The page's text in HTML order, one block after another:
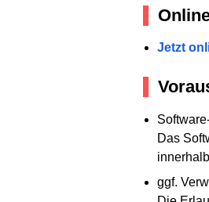
Jetzt
Das
ggf.